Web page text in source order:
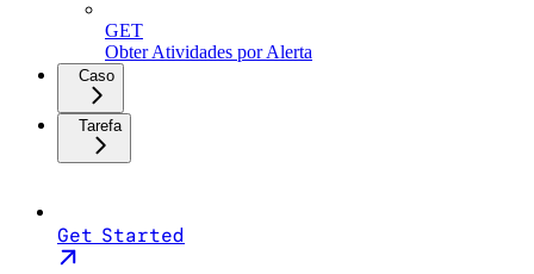
GET
Obter Atividades por Alerta
Caso
Tarefa
Get Started